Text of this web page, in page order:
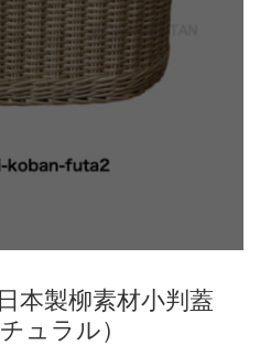
本製柳素材小判蓋
ュラル）